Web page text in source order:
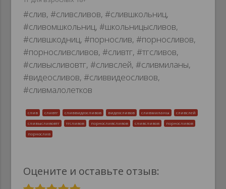
#слив, #сливсливов, #слившкольниц,
#сливомшкольниц, #школьницысливов,
#слившкодниц, #порнослив, #порносливов,
#порносливсливов, #сливтг, #тгсливов,
#сливысливовтг, #сливслей, #сливмиланы,
#видеосливов, #сливвидеосливов,
#сливмалолетков
слив сливтг сливвидеосливов видеосливов сливмиланы
сливслей
сливысливовтг
тгсливов порносливсливов сливсливов
порносливов
порнослив
Оцените и оставьте отзыв: